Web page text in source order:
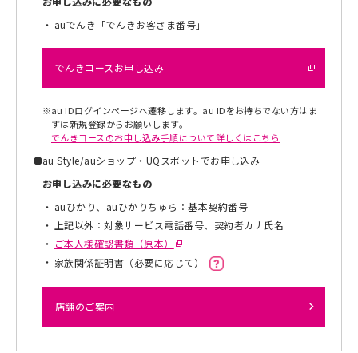
auでんき「でんきお客さま番号」
でんきコースお申し込み
※au IDログインページへ遷移します。au IDをお持ちでない方はま
ずは新規登録からお願いします。
でんきコースのお申し込み手順について詳しくはこちら
●au Style/auショップ・UQスポットでお申し込み
お申し込みに必要なもの
auひかり、auひかりちゅら：基本契約番号
上記以外：対象サービス電話番号、契約者カナ氏名
ご本人様確認書類（原本）
家族関係証明書（必要に応じて）
店舗のご案内